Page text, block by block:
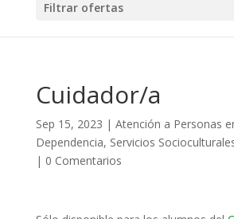
Cuidador/a
Sep 15, 2023 | Atención a Personas
Dependencia, Servicios
| 0 Comentarios